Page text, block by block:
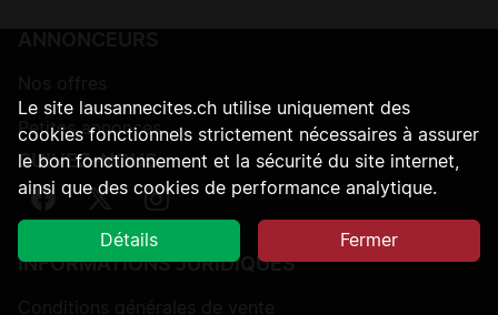
Petites annonces
SUIVEZ-NOUS
Suivez-nous sur Facebook
Suivez-nous sur Twitter
Suivez-nous sur Instagram
INFORMATIONS JURIDIQUES
Le site lausannecites.ch utilise uniquement des
cookies fonctionnels strictement nécessaires à assurer
le bon fonctionnement et la sécurité du site internet,
ainsi que des cookies de performance analytique.
Détails Fermer